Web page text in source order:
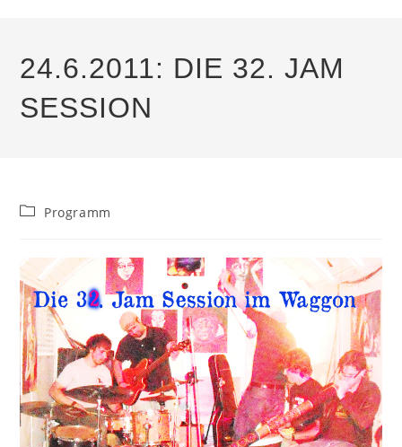
24.6.2011: DIE 32. JAM
SESSION
Beitrags-
Programm